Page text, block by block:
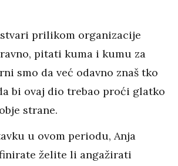
prilikom organizacije
pitati kuma i kumu za
smo da već odavno znaš tko
bi ovaj dio trebao proći glatko
strane.
u ovom periodu, Anja
želite li angažirati